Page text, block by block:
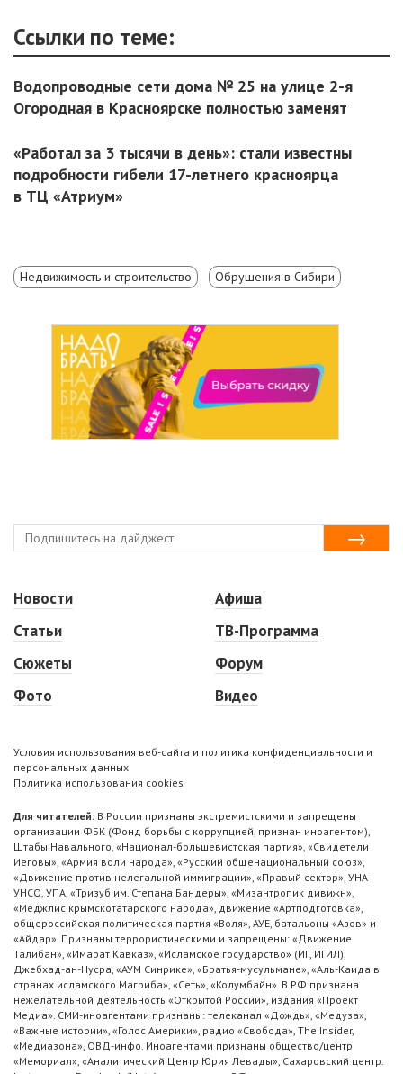
Ссылки по теме:
Водопроводные сети дома № 25 на улице 2-я
Огородная в Красноярске полностью заменят
«Работал за 3 тысячи в день»: стали известны
подробности гибели 17-летнего красноярца
в ТЦ «Атриум»
Недвижимость и строительство Обрушения в Сибири
Новости
Статьи
Сюжеты
Фото
Афиша
ТВ-Программа
Форум
Видео
Условия использования веб-сайта и политика конфиденциальности и
персональных данных
Политика использования cookies
Для читателей: В России признаны экстремистскими и запрещены
организации ФБК (Фонд борьбы с коррупцией, признан иноагентом),
Штабы Навального, «Национал-большевистская партия», «Свидетели
Иеговы», «Армия воли народа», «Русский общенациональный союз»,
«Движение против нелегальной иммиграции», «Правый сектор», УНА-
УНСО, УПА, «Тризуб им. Степана Бандеры», «Мизантропик дивижн»,
«Меджлис крымскотатарского народа», движение «Артподготовка»,
общероссийская политическая партия «Воля», АУЕ, батальоны «Азов» и
«Айдар». Признаны террористическими и запрещены: «Движение
Талибан», «Имарат Кавказ», «Исламское государство» (ИГ, ИГИЛ),
Джебхад-ан-Нусра, «АУМ Синрике», «Братья-мусульмане», «Аль-Каида в
странах исламского Магриба», «Сеть», «Колумбайн». В РФ признана
нежелательной деятельность «Открытой России», издания «Проект
Медиа». СМИ-иноагентами признаны: телеканал «Дождь», «Медуза»,
«Важные истории», «Голос Америки», радио «Свобода», The Insider,
«Медиазона», ОВД-инфо. Иноагентами признаны общество/центр
«Мемориал», «Аналитический Центр Юрия Левады», Сахаровский центр.